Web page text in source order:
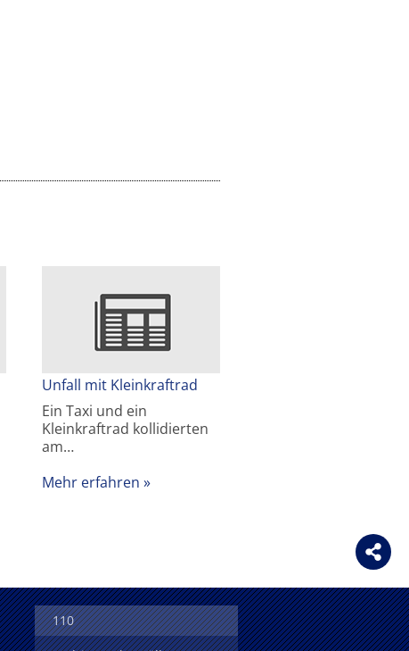
Unfall mit Kleinkraftrad
Ein Taxi und ein
Kleinkraftrad kollidierten
am…
Mehr erfahren
110